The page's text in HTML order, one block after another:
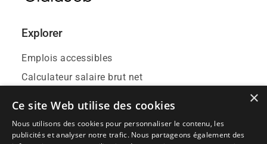
Explorer
Emplois accessibles
Calculateur salaire brut net
Événements emploi
×
Ce site Web utilise des cookies
Nous utilisons des cookies pour personnaliser le contenu, les
publicités et analyser notre trafic. Nous partageons également des